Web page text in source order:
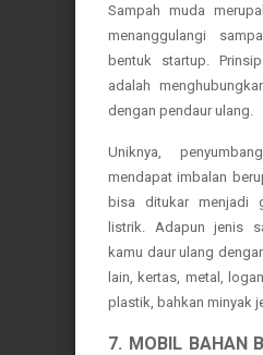
Sampah muda
menanggulangi
bentuk startup.
adalah
dengan pendaur ulang.
Uniknya,
mendapat imbalan
bisa ditukar menjadi
listrik. Adapun jenis
kamu daur ulang
lain, kertas, metal,
plastik, bahkan minyak
7. MOBIL BAHAN